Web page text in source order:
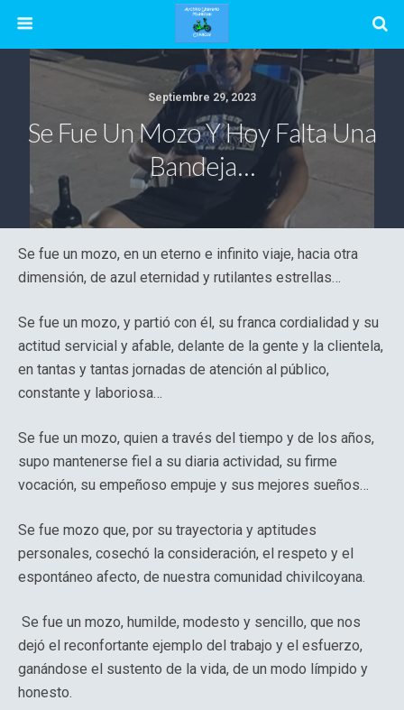
Septiembre 29, 2023
Se Fue Un Mozo Y Hoy Falta Una
Bandeja…
Se fue un mozo, en un eterno e infinito viaje, hacia otra
dimensión, de azul eternidad y rutilantes estrellas…
Se fue un mozo, y partió con él, su franca cordialidad y su
actitud servicial y afable, delante de la gente y la clientela,
en tantas y tantas jornadas de atención al público,
constante y laboriosa…
Se fue un mozo, quien a través del tiempo y de los años,
supo mantenerse fiel a su diaria actividad, su firme
vocación, su empeñoso empuje y sus mejores sueños…
Se fue mozo que, por su trayectoria y aptitudes
personales, cosechó la consideración, el respeto y el
espontáneo afecto, de nuestra comunidad chivilcoyana.
Se fue un mozo, humilde, modesto y sencillo, que nos
dejó el reconfortante ejemplo del trabajo y el esfuerzo,
ganándose el sustento de la vida, de un modo límpido y
honesto.